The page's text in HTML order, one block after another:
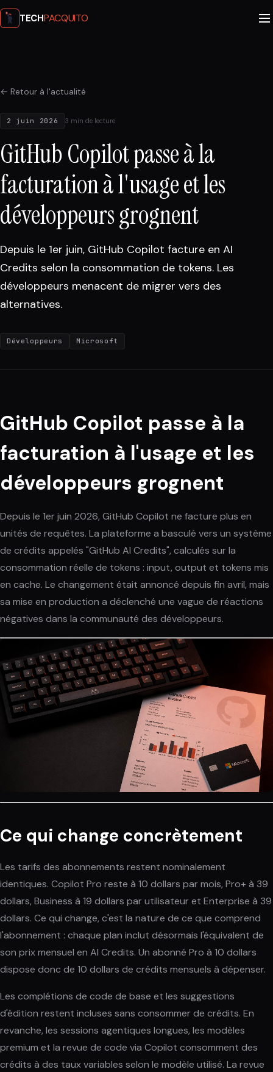
TECHPACQUITO
← Retour à l'actualité
2 juin 2026 3 min de lecture
GitHub Copilot passe à la
facturation à l'usage et les
développeurs grognent
Depuis le 1er juin, GitHub Copilot facture en AI
Credits selon la consommation de tokens. Les
développeurs menacent de migrer vers des
alternatives.
Développeurs Microsoft
GitHub Copilot passe à la
facturation à l'usage et les
développeurs grognent
Depuis le 1er juin 2026, GitHub Copilot ne facture plus en
unités de requêtes. La plateforme a basculé vers un système
de crédits appelés "GitHub AI Credits", calculés sur la
consommation réelle de tokens : input, output et tokens mis
en cache. Le changement était annoncé depuis fin avril, mais
sa mise en production a déclenché une vague de réactions
négatives dans la communauté des développeurs.
Ce qui change concrètement
Les tarifs des abonnements restent nominalement
identiques. Copilot Pro reste à 10 dollars par mois, Pro+ à 39
dollars, Business à 19 dollars par utilisateur et Enterprise à 39
dollars. Ce qui change, c'est la nature de ce que comprend
l'abonnement : chaque plan inclut désormais l'équivalent de
son prix mensuel en AI Credits. Un abonné Pro à 10 dollars
dispose donc de 10 dollars de crédits mensuels à dépenser.
Les complétions de code de base et les suggestions
d'édition restent incluses sans consommer de crédits. En
revanche, les sessions agentiques longues, les modèles
premium et la revue de code via Copilot consomment des
crédits à des taux variables selon le modèle utilisé. La revue